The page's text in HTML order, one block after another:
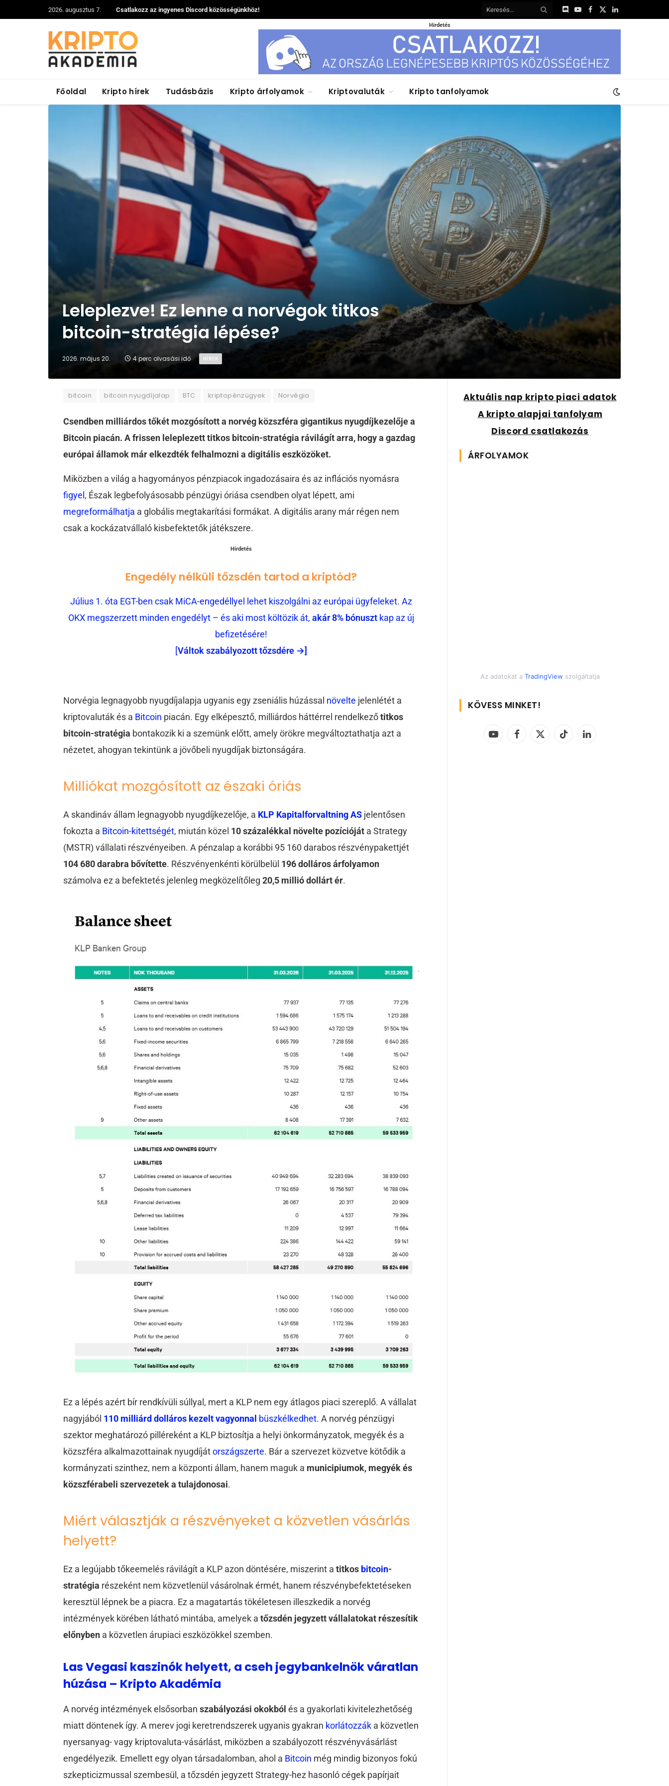
2026. augusztus 7. Csatlakozz az ingyenes Discord közösségünkhöz!
DiscordYouTube
Facebook
X
LinkedIn
Hirdetés
Főoldal Kripto hírek Tudásbázis Kripto árfolyamok Kriptovaluták Kripto tanfolyamok
Leleplezve! Ez lenne a norvégok titkos
bitcoin-stratégia lépése?
2026. május 20. 4 perc olvasási idő HÍREK
bitcoin bitcoin nyugdíjalap BTC kriptopénzügyek Norvégia
Csendben milliárdos tőkét mozgósított a norvég közszféra gigantikus nyugdíjkezelője a
Bitcoin piacán. A frissen leleplezett titkos bitcoin-stratégia rávilágít arra, hogy a gazdag
európai államok már elkezdték felhalmozni a digitális eszközöket.
Miközben a világ a hagyományos pénzpiacok ingadozásaira és az inflációs nyomásra
figyel , Észak legbefolyásosabb pénzügyi óriása csendben olyat lépett, ami
megreformálhatja a globális megtakarítási formákat. A digitális arany már régen nem
csak a kockázatvállaló kisbefektetők játékszere.
Hirdetés
Engedély nélküli tőzsdén tartod a kriptód?
Július 1. óta EGT-ben csak MiCA-engedéllyel lehet kiszolgálni az európai ügyfeleket. Az
OKX megszerzett minden engedélyt – és aki most költözik át, akár 8% bónuszt kap az új
befizetésére!
[Váltok szabályozott tőzsdére →]
Norvégia legnagyobb nyugdíjalapja ugyanis egy zseniális húzással növelte jelenlétét a
kriptovaluták és a Bitcoin piacán. Egy elképesztő, milliárdos háttérrel rendelkezőtitkos
bitcoin-stratégia bontakozik ki a szemünk előtt, amely örökre megváltoztathatja azt a
nézetet, ahogyan tekintünk a jövőbeli nyugdíjak biztonságára.
Milliókat mozgósított az északi óriás
A skandináv állam legnagyobb nyugdíjkezelője, a KLP Kapitalforvaltning AS jelentősen
fokozta a Bitcoin-kitettségét, miután közel 10 százalékkal növelte pozícióját a Strategy
(MSTR) vállalati részvényeiben. A pénzalap a korábbi 95 160 darabos részvénypakettjét
104 680 darabra bővítette. Részvényenkénti körülbelül 196 dolláros árfolyamon
számolva ez a befektetés jelenleg megközelítőleg20,5 millió dollárt ér.
Ez a lépés azért bír rendkívüli súllyal, mert a KLP nem egy átlagos piaci szereplő. A vállalat
nagyjából 110 milliárd dolláros kezelt vagyonnal büszkélkedhet. A norvég pénzügyi
szektor meghatározó pilléreként a KLP biztosítja a helyi önkormányzatok, megyék és a
közszféra alkalmazottainak nyugdíjátországszerte. Bár a szervezet közvetve kötődik a
kormányzati szinthez, nem a központi állam, hanem maguk a municipiumok, megyék és
közszférabeli szervezetek a tulajdonosai.
Miért választják a részvényeket a közvetlen vásárlás
helyett?
Ez a legújabb tőkeemelés rávilágít a KLP azon döntésére, miszerint atitkos bitcoin-
stratégia részeként nem közvetlenül vásárolnak érmét, hanem részvénybefektetéseken
keresztül lépnek be a piacra. Ez a magatartás tökéletesen illeszkedik a norvég
intézmények körében látható mintába, amelyek atőzsdén jegyzett vállalatokat részesítik
előnyben a közvetlen árupiaci eszközökkel szemben.
Las Vegasi kaszinók helyett, a cseh jegybankelnök váratlan
húzása – Kripto Akadémia
A norvég intézmények elsősorbanszabályozási okokból és a gyakorlati kivitelezhetőség
miatt döntenek így. A merev jogi keretrendszerek ugyanis gyakran korlátozzák a közvetlen
nyersanyag- vagy kriptovaluta-vásárlást, miközben a szabályozott részvényvásárlást
engedélyezik. Emellett egy olyan társadalomban, ahol a Bitcoin még mindig bizonyos fokú
szkepticizmussal szembesül, a tőzsdén jegyzett Strategy-hez hasonló cégek papírjait
Aktuális nap kripto piaci adatok
A kripto alapjai tanfolyam
Discord csatlakozás
ÁRFOLYAMOK
Az adatokat a TradingView szolgáltatja
KÖVESS MINKET!
YouTubeFacebook
X
TikTok LinkedIn